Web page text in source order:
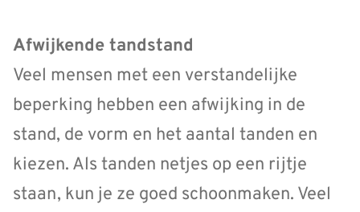
Afwijkende tandstand
Veel mensen met een verstandelijke
beperking hebben een afwijking in de
stand, de vorm en het aantal tanden en
kiezen. Als tanden netjes op een rijtje
staan, kun je ze goed schoonmaken. Veel